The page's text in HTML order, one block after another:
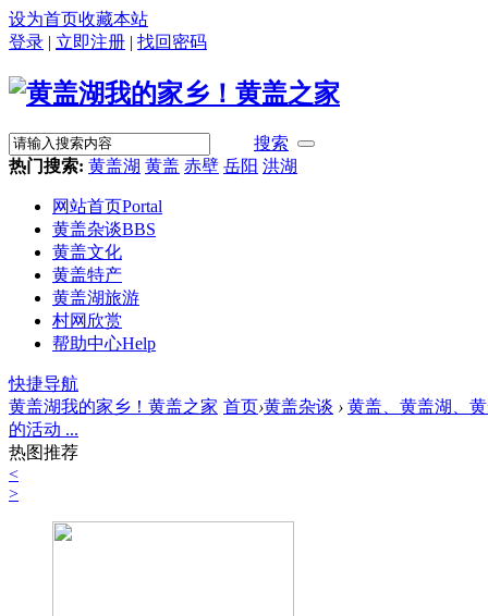
设为首页收藏本站
登录 | 立即注册 | 找回密码
搜索
热门搜索: 黄盖湖 黄盖 赤壁 岳阳 洪湖
网站首页Portal
黄盖杂谈BBS
黄盖文化
黄盖特产
黄盖湖旅游
村网欣赏
帮助中心Help
快捷导航
黄盖湖我的家乡！黄盖之家 首页›黄盖杂谈 › 黄盖、黄盖湖、
的活动 ...
热图推荐
<
>